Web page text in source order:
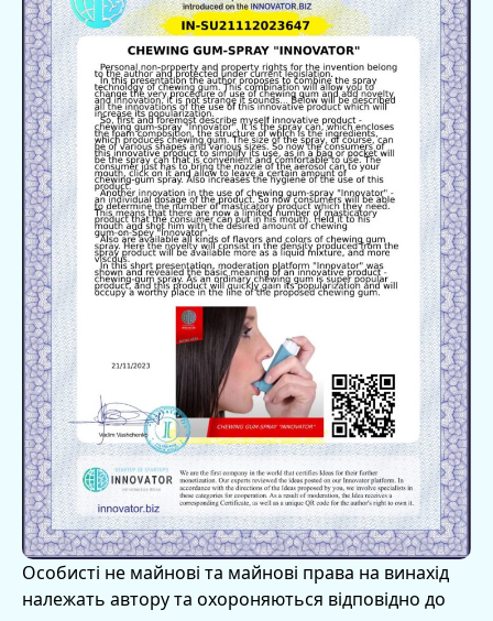
Особисті не майнові та майнові права на винахід
належать автору та охороняються відповідно до